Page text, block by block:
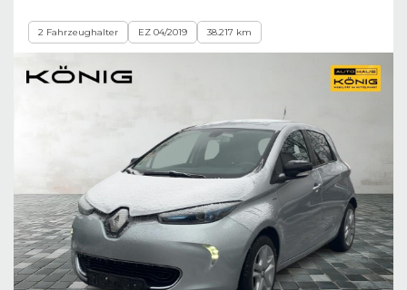
2 Fahrzeughalter EZ 04/2019 38.217 km